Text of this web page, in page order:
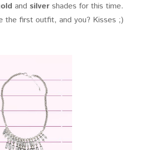
and silvershades for this time.
the first outfit, and you? Kisses ;)